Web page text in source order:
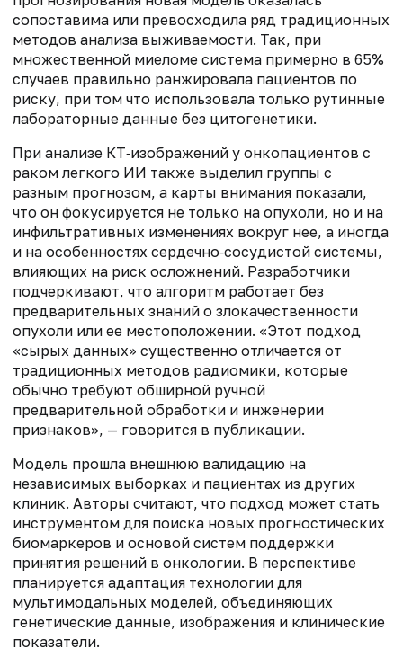
сопоставима или превосходила ряд традиционных
методов анализа выживаемости. Так, при
множественной миеломе система примерно в 65%
случаев правильно ранжировала пациентов по
риску, при том что использовала только рутинные
лабораторные данные без цитогенетики.
При анализе КТ‑изображений у онкопациентов с
раком легкого ИИ также выделил группы с
разным прогнозом, а карты внимания показали,
что он фокусируется не только на опухоли, но и на
инфильтративных изменениях вокруг нее, а иногда
и на особенностях сердечно‑сосудистой системы,
влияющих на риск осложнений. Разработчики
подчеркивают, что алгоритм работает без
предварительных знаний о злокачественности
опухоли или ее местоположении. «Этот подход
«сырых данных» существенно отличается от
традиционных методов радиомики, которые
обычно требуют обширной ручной
предварительной обработки и инженерии
признаков», — говорится в публикации.
Модель прошла внешнюю валидацию на
независимых выборках и пациентах из других
клиник. Авторы считают, что подход может стать
инструментом для поиска новых прогностических
биомаркеров и основой систем поддержки
принятия решений в онкологии. В перспективе
планируется адаптация технологии для
мультимодальных моделей, объединяющих
генетические данные, изображения и клинические
показатели.